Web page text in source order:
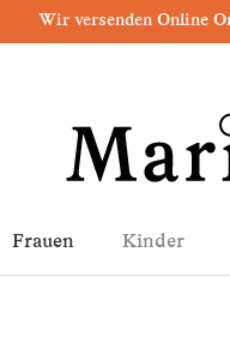
Wir versenden Online
Frauen Kinder